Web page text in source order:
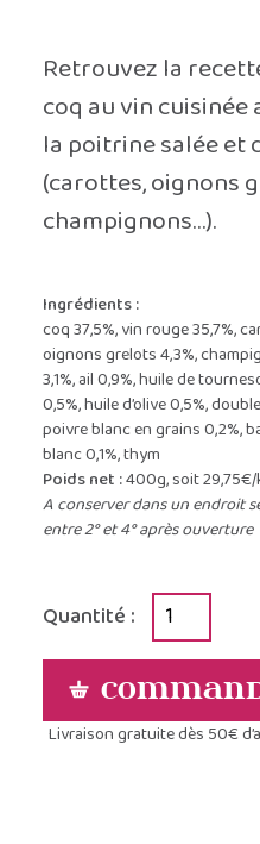
Retrouvez la
coq au vin cuisinée
la poitrine salée et
(carottes, oignons
champignons…).
Ingrédients :
coq 37,5%, vin rouge 35,7%,
oignons grelots 4,3%,
3,1%, ail 0,9%, huile de
0,5%, huile d’olive 0,5%,
poivre blanc en grains 0,2%,
blanc 0,1%, thym
Poids net :400g, soit
A conserver dans un endroit
entre 2° et 4° après ouverture
Quantité :
Livraison gratuite dès 50€